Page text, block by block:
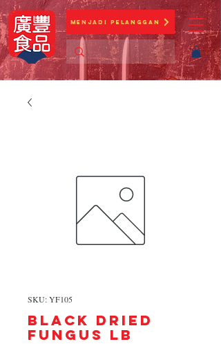
Menjadi Pelanggan
SKU: YF105
BLACK DRIED
FUNGUS lb